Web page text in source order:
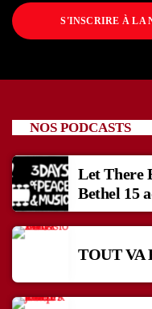
S'INSCRIRE À LA
NOS PODCASTS
Let There
Bethel 15
TOUT VA